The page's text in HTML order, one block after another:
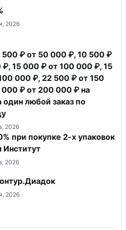
2026
₽ от 50 000 ₽, 10 500 ₽
15 000 ₽ от 100 000 ₽, 15
000 ₽, 22 500 ₽ от 150
₽ от 200 000 ₽ на
один любой заказ по
2026
при покупке 2-х упаковок
2026
2026